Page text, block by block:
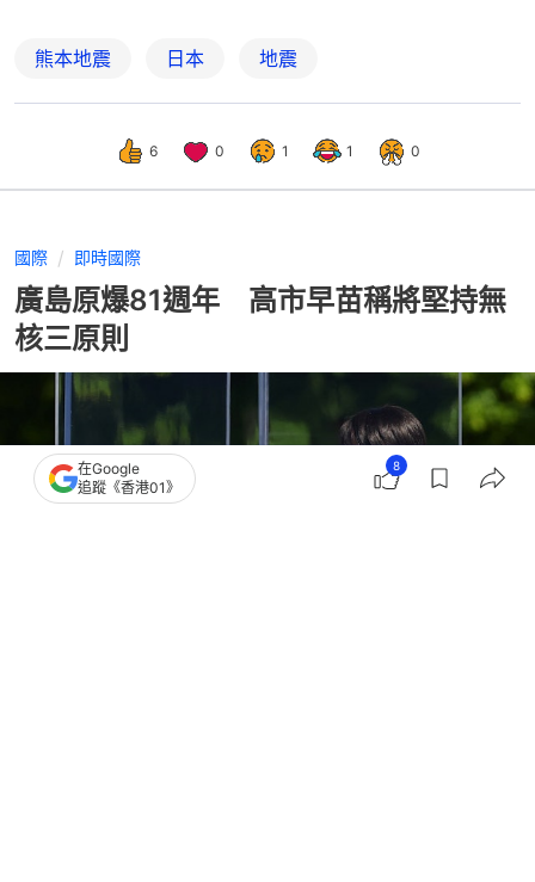
熊本地震 日本 地震
6 0 1 1 0
國際 即時國際
廣島原爆81週年 高市早苗稱將堅持無
核三原則
在Google
追蹤《香港01》
8